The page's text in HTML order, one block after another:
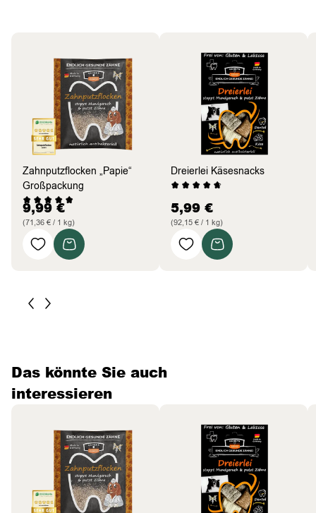
Zahnputzflocken „Papie“
Großpackung
9,99€
(71,36 € / 1 kg)
Dreierlei Käsesnacks
5,99 €
(92,15 € / 1 kg)
Das könnte Sie auch
interessieren